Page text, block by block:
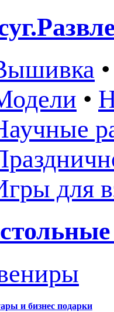
•
•
для
и бизнес подарки